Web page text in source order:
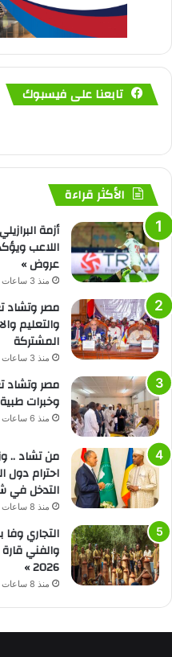
تابعنا على فيسبوك
الأكثر قراءة
أزمة
اللاعب
عروض »
منذ 3 ساعات
مصر وتشاد
والتعليم
المشتركة
منذ 3 ساعات
مصر وتشاد
وخبرات طبية
منذ 6 ساعات
من تشاد ..
احترام دول
التدخل في
منذ 8 ساعات
التجاري
2026 »
منذ 8 ساعات